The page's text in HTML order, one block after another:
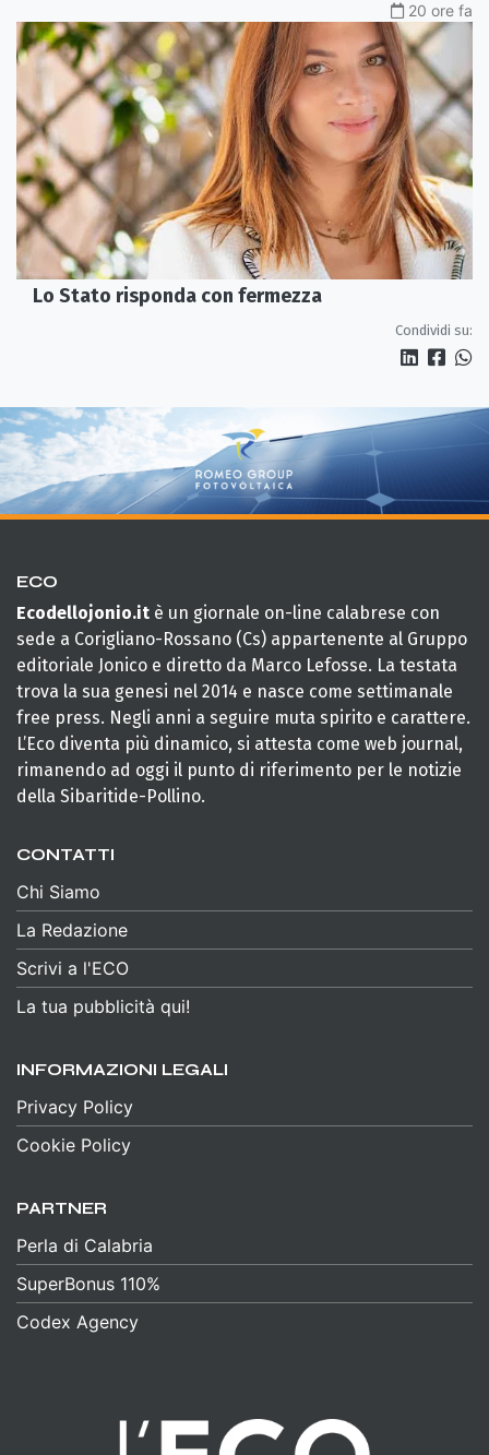
20 ore fa
Lo Stato risponda con fermezza
Condividi su:
ECO
Ecodellojonio.it è un giornale on-line calabrese con
sede a Corigliano-Rossano (Cs) appartenente al Gruppo
editoriale Jonico e diretto da Marco Lefosse. La testata
trova la sua genesi nel 2014 e nasce come settimanale
free press. Negli anni a seguire muta spirito e carattere.
L’Eco diventa più dinamico, si attesta come web journal,
rimanendo ad oggi il punto di riferimento per le notizie
della Sibaritide-Pollino.
CONTATTI
Chi Siamo
La Redazione
Scrivi a l'ECO
La tua pubblicità qui!
INFORMAZIONI LEGALI
Privacy Policy
Cookie Policy
PARTNER
Perla di Calabria
SuperBonus 110%
Codex Agency